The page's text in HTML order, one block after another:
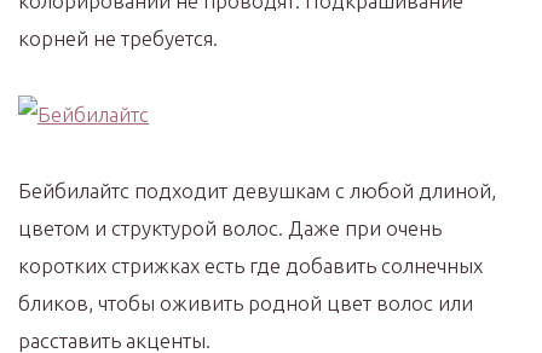
корней не требуется.
Бейбилайтс подходит девушкам с любой длиной,
цветом и структурой волос. Даже при очень
коротких стрижках есть где добавить солнечных
бликов, чтобы оживить родной цвет волос или
расставить акценты.